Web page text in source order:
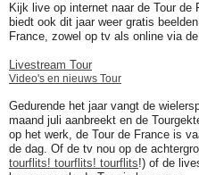
Kijk live op internet naar de Tour de
biedt ook dit jaar weer gratis
France, zowel op tv als online via
Livestream Tour
Video's en nieuws Tour
Gedurende het jaar vangt de
maand juli aanbreekt en de
op het werk, de Tour de France is
de dag. Of de tv nou op de
tourflits! tourflits! tourflits!) of de